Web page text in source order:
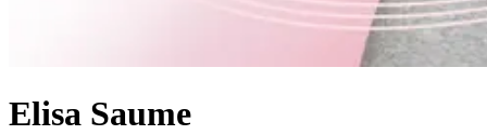
Elisa Saume